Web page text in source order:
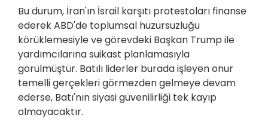
Bu durum, İran'ın İsrail karşıtı protestoları finanse
ederek ABD'de toplumsal huzursuzluğu
körüklemesiyle ve görevdeki Başkan Trump ile
yardımcılarına suikast planlamasıyla
görülmüştür. Batılı liderler burada işleyen onur
temelli gerçekleri görmezden gelmeye devam
ederse, Batı'nın siyasi güvenilirliği tek kayıp
olmayacaktır.